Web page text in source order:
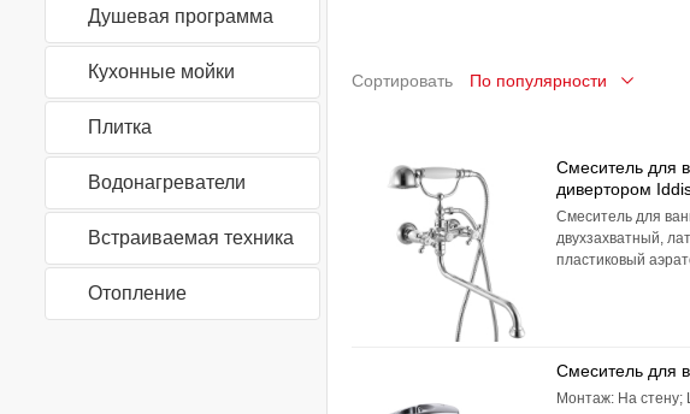
Душевая программа
Кухонные мойки
Плитка
Водонагреватели
Встраиваемая техника
Отопление
Сортировать
Смеситель для
дивертором
Смеситель для
двухзахватный,
пластиковый
Смеситель для
Монтаж: На